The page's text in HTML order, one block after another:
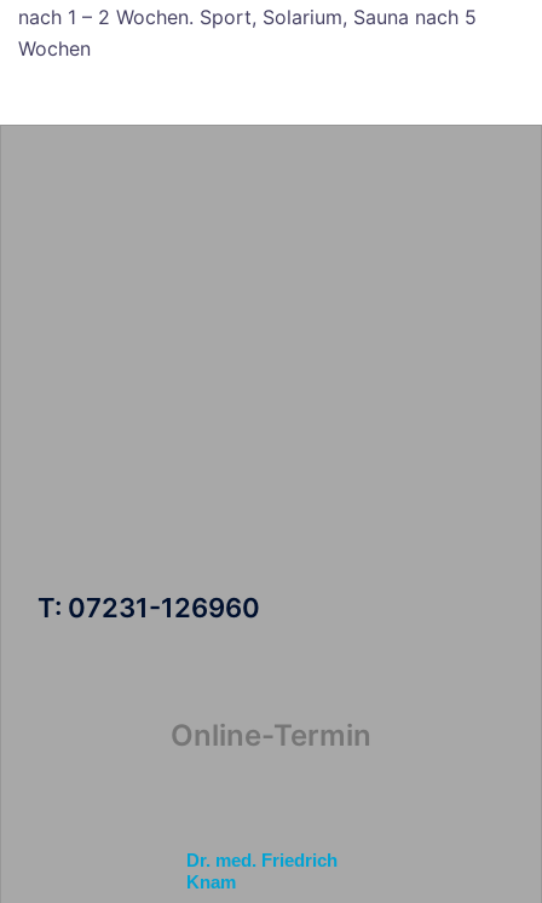
nach 1 – 2 Wochen. Sport, Solarium, Sauna nach 5
Wochen
T: 07231-126960
Online-Termin
Dr. med. Friedrich
Knam